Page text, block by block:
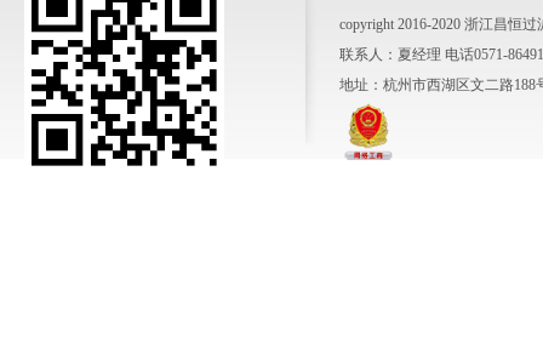
copyright 2016-2020 浙江昌恒
联系人：夏经理 电话0571-
地址：杭州市西湖区文二路188